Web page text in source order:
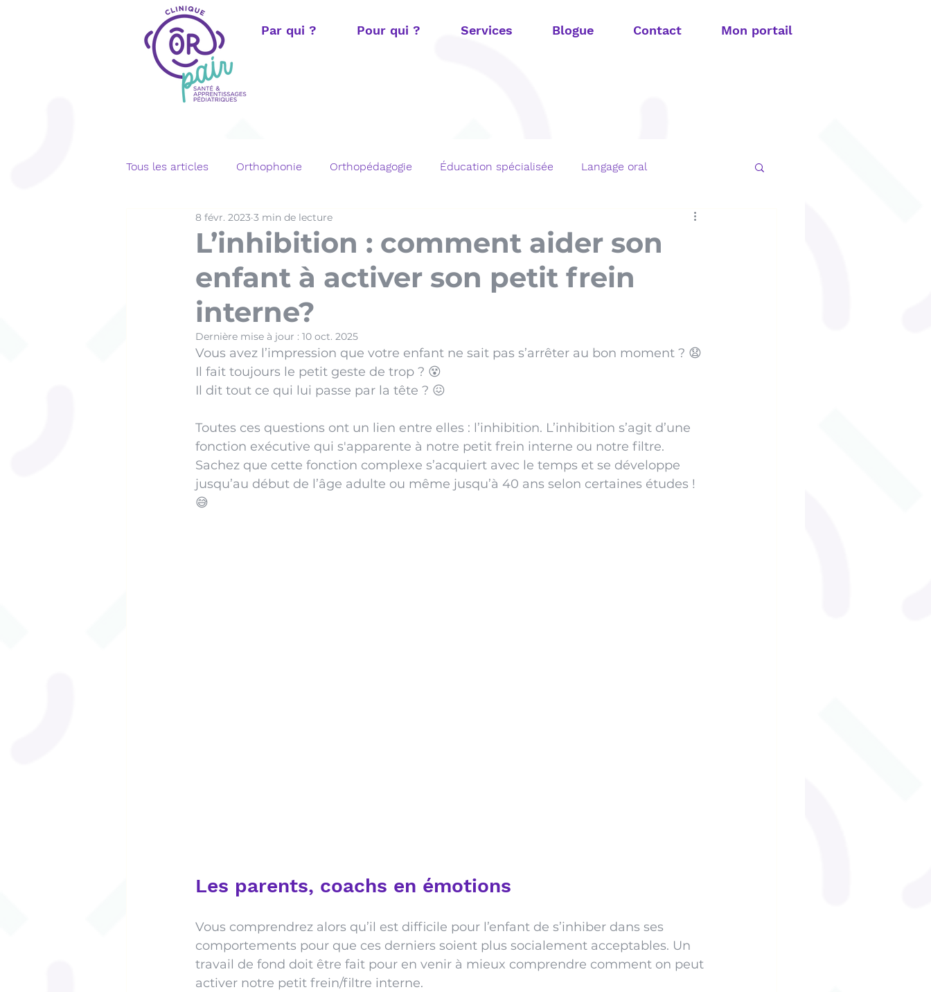
Par qui ? Pour qui ? Services Blogue Contact Mon portail
Tous les articles Orthophonie Orthopédagogie Éducation spécialisée Langage oral
Langage écrit Bégaiement TOM et apnée du sommeil
Orthophonie adulte Téléchargements gratuits
L’inhibition : comment aider son
enfant à activer son petit frein
interne?
8 févr. 2023 3 min de lecture
Dernière mise à jour : 10 oct. 2025
Vous avez l’impression que votre enfant ne sait pas s’arrêter au bon moment ? 😧
Il fait toujours le petit geste de trop ? 😵
Il dit tout ce qui lui passe par la tête ? 😖
Toutes ces questions ont un lien entre elles : l’inhibition. L’inhibition s’agit d’une
fonction exécutive qui s'apparente à notre petit frein interne ou notre filtre.
Sachez que cette fonction complexe s’acquiert avec le temps et se développe
jusqu’au début de l’âge adulte ou même jusqu’à 40 ans selon certaines études !
😅
Les parents, coachs en émotions
Vous comprendrez alors qu’il est difficile pour l’enfant de s’inhiber dans ses
comportements pour que ces derniers soient plus socialement acceptables. Un
travail de fond doit être fait pour en venir à mieux comprendre comment on peut
activer notre petit frein/filtre interne.